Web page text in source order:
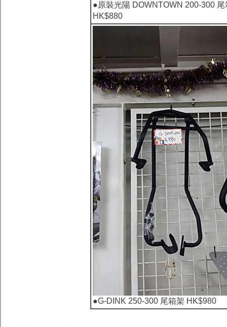
●原裝光陽 DOWNTOWN 200-300 尾
HK$880
●G-DINK 250-300 尾箱架 HK$980